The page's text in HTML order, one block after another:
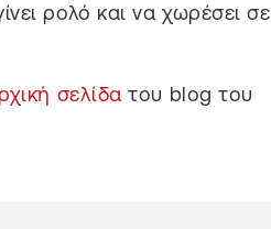
ρολό και να χωρέσει σε
σελίδα του blog του